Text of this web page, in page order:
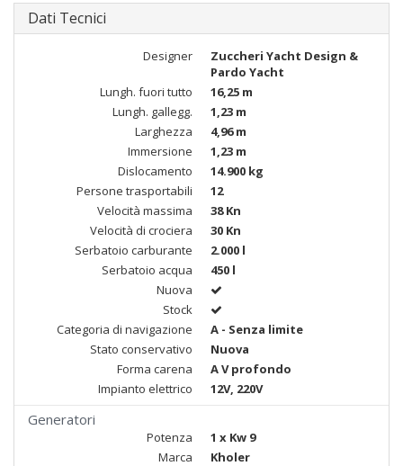
Dati Tecnici
Designer
Zuccheri Yacht Design &
Pardo Yacht
Lungh. fuori tutto
16,25 m
Lungh. gallegg.
1,23 m
Larghezza
4,96 m
Immersione
1,23 m
Dislocamento
14.900 kg
Persone trasportabili
12
Velocità massima
38 Kn
Velocità di crociera
30 Kn
Serbatoio carburante
2.000 l
Serbatoio acqua
450 l
Nuova
Stock
Categoria di navigazione
A - Senza limite
Stato conservativo
Nuova
Forma carena
A V profondo
Impianto elettrico
12V, 220V
Generatori
Potenza
1 x Kw 9
Marca
Kholer